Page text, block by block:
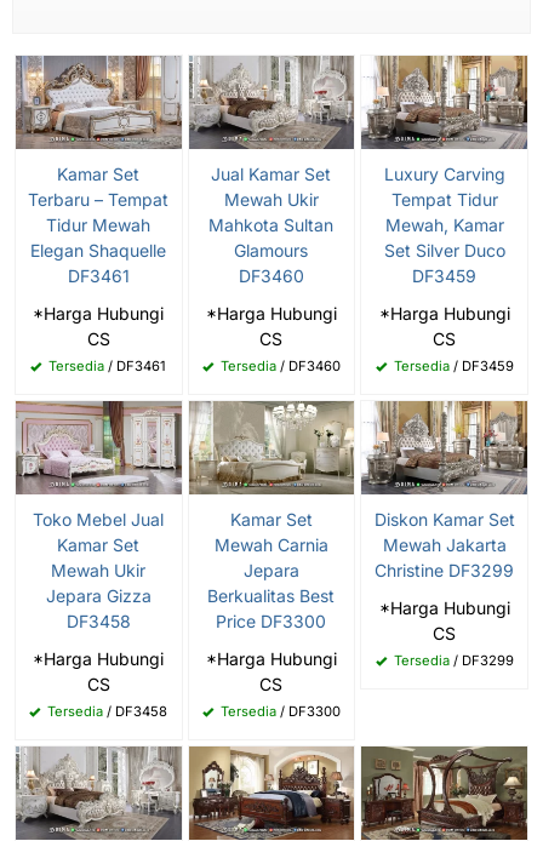
Kamar Set
Terbaru – Tempat
Tidur Mewah
Elegan Shaquelle
DF3461
*Harga Hubungi
CS
Tersedia / DF3461
Jual Kamar Set
Mewah Ukir
Mahkota Sultan
Glamours
DF3460
*Harga Hubungi
CS
Tersedia/ DF3460
Luxury Carving
Tempat Tidur
Mewah, Kamar
Set Silver Duco
DF3459
*Harga Hubungi
CS
Tersedia/ DF3459
Toko Mebel Jual
Kamar Set
Mewah Ukir
Jepara Gizza
DF3458
*Harga Hubungi
CS
Tersedia / DF3458
Kamar Set
Mewah Carnia
Jepara
Berkualitas Best
Price DF3300
*Harga Hubungi
CS
Tersedia/ DF3300
Diskon Kamar Set
Mewah Jakarta
Christine DF3299
*Harga Hubungi
CS
Tersedia/ DF3299